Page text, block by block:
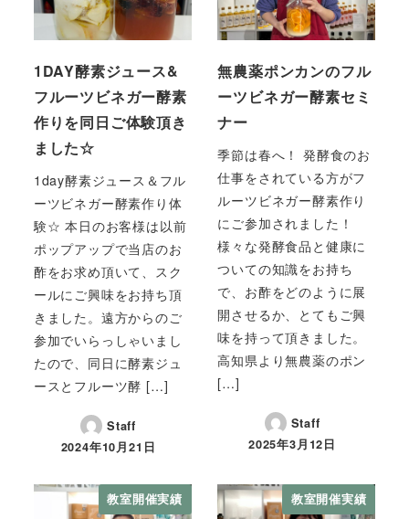
1DAY酵素ジュース&
フルーツビネガー酵素
作りを同日ご体験頂き
ました☆
1day酵素ジュース＆フル
ーツビネガー酵素作り体
験☆ 本日のお客様は以前
ポップアップで当店のお
酢をお求め頂いて、スク
ールにご興味をお持ち頂
きました。遠方からのご
参加でいらっしゃいまし
たので、同日に酵素ジュ
ースとフルーツ酵 […]
Staff
2024年10月21日
無農薬ポンカンのフル
ーツビネガー酵素セミ
ナー
季節は春へ！ 発酵食のお
仕事をされている方がフ
ルーツビネガー酵素作り
にご参加されました！
様々な発酵食品と健康に
ついての知識をお持ち
で、お酢をどのように展
開させるか、とてもご興
味を持って頂きました。
高知県より無農薬のポン
[…]
Staff
2025年3月12日
教室開催実績 教室開催実績